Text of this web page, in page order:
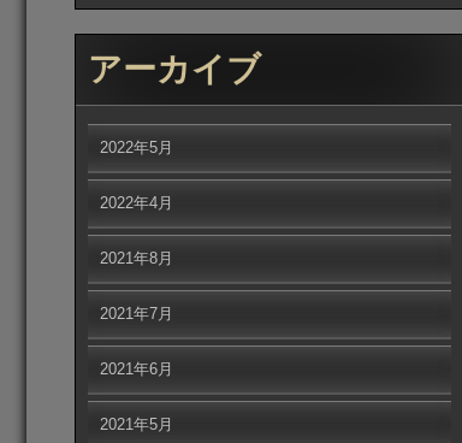
アーカイブ
2022年5月
2022年4月
2021年8月
2021年7月
2021年6月
2021年5月